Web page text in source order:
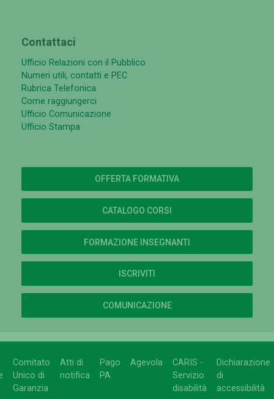
Contattaci
Ufficio Relazioni con il Pubblico
Numeri utili, contatti e PEC
Rubrica Telefonica
Come raggiungerci
Ufficio Comunicazione
Ufficio Stampa
OFFERTA FORMATIVA
CATALOGO CORSI
FORMAZIONE INSEGNANTI
ISCRIVITI
COMUNICAZIONE
Comitato
Unico di
Garanzia
Atti di
notifica
Pago
PA
Agevola
CARIS -
Servizio
disabilità
Dichiarazione
di
accessibilità